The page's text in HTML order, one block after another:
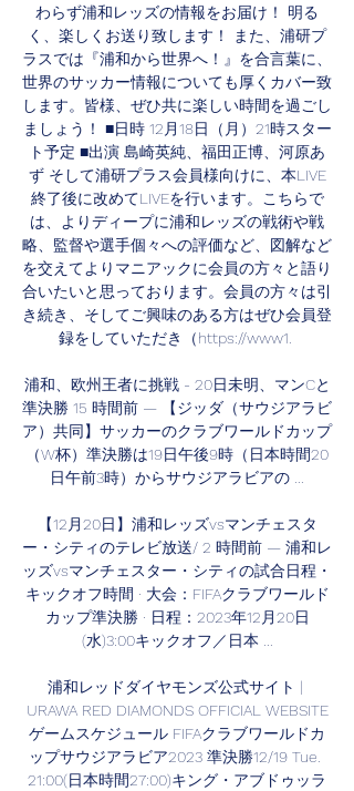
わらず浦和レッズの情報をお届け！ 明る
く、楽しくお送り致します！ また、浦研プ
ラスでは『浦和から世界へ！』を合言葉に、
世界のサッカー情報についても厚くカバー致
します。皆様、ぜひ共に楽しい時間を過ごし
ましょう！ ■日時 12月18日（月）21時スター
ト予定 ■出演 島崎英純、福田正博、河原あ
ず そして浦研プラス会員様向けに、本LIVE
終了後に改めてLIVEを行います。こちらで
は、よりディープに浦和レッズの戦術や戦
略、監督や選手個々への評価など、図解など
を交えてよりマニアックに会員の方々と語り
合いたいと思っております。会員の方々は引
き続き、そしてご興味のある方はぜひ会員登
録をしていただき（https://www1.
浦和、欧州王者に挑戦 - 20日未明、マンCと
準決勝 15 時間前 — 【ジッダ（サウジアラビ
ア）共同】サッカーのクラブワールドカップ
（W杯）準決勝は19日午後9時（日本時間20
日午前3時）からサウジアラビアの ...
【12月20日】浦和レッズvsマンチェスタ
ー・シティのテレビ放送/ 2 時間前 — 浦和レ
ッズvsマンチェスター・シティの試合日程・
キックオフ時間 · 大会：FIFAクラブワールド
カップ準決勝 · 日程：2023年12月20日
(水)3:00キックオフ／日本 ...
浦和レッドダイヤモンズ公式サイト |
URAWA RED DIAMONDS OFFICIAL WEBSITE
ゲームスケジュール FIFAクラブワールドカ
ップサウジアラビア2023 準決勝12/19 Tue.
21:00(日本時間27:00)キング・アブドゥッラ